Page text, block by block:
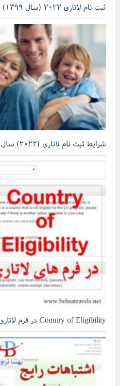
ثبت نام لاتاری ۲۰۲۲ (سال ۱۳۹۹)
شرایط ثبت نام لاتاری (۲۰۲۲) سال ۱۳۹۹
Country of Eligibility در فرم لاتاری به چه معناست؟